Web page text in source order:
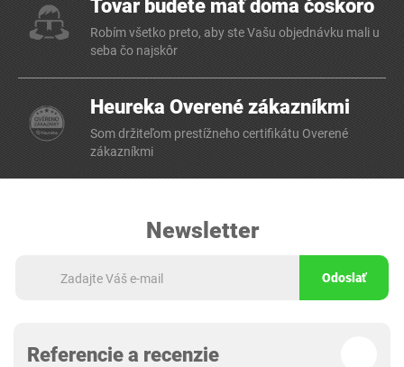
Tovar budete mať doma čoskoro
Robím všetko preto, aby ste Vašu objednávku mali u
seba čo najskôr
Heureka Overené zákazníkmi
Som držiteľom prestížneho certifikátu Overené
zákazníkmi
Newsletter
Odoslať
Referencie a recenzie